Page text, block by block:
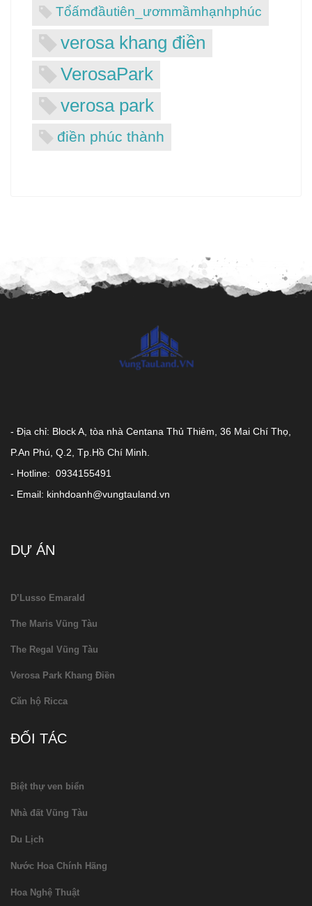
Tổấmđầutiên_ươmmầmhạnhphúc
verosa khang điền
VerosaPark
verosa park
điền phúc thành
- Địa chỉ: Block A, tòa nhà Centana Thủ Thiêm, 36 Mai Chí Thọ,
P.An Phú, Q.2, Tp.Hồ Chí Minh.
- Hotline: 0934155491
- Email: kinhdoanh@vungtauland.vn
DỰ ÁN
D’Lusso Emarald
The Maris Vũng Tàu
The Regal Vũng Tàu
Verosa Park Khang Điền
Căn hộ Ricca
ĐỐI TÁC
Biệt thự ven biển
Nhà đất Vũng Tàu
Du Lịch
Nước Hoa Chính Hãng
Hoa Nghệ Thuật